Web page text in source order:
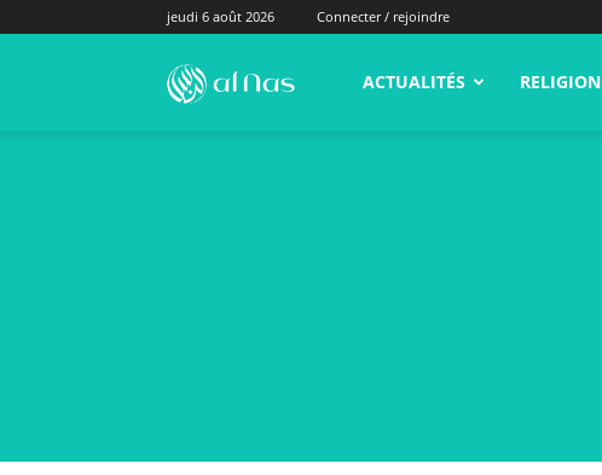
jeudi 6 août 2026 Connecter / rejoindre
alNas.fr ACTUALITÉS RELIGION